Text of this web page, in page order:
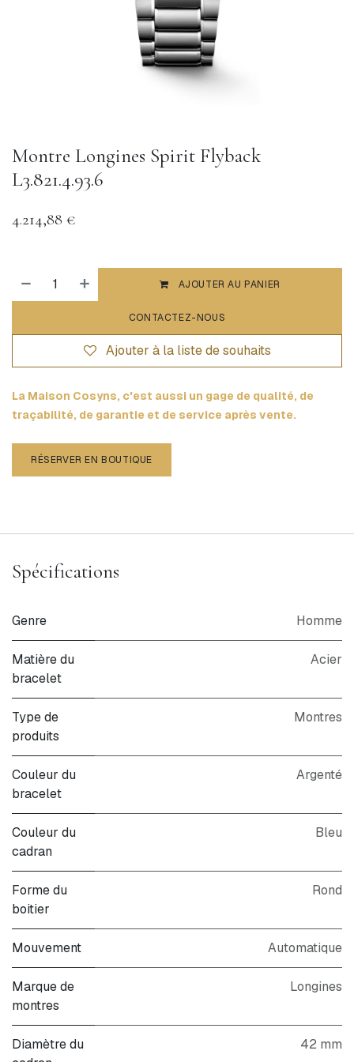
Montre Longines Spirit Flyback
L3.821.4.93.6
4.214,88 €
AJOUTER AU PANIER
CONTACTEZ-NOUS
Ajouter à la liste de souhaits
La Maison Cosyns, c'est aussi un gage de qualité, de
traçabilité, de garantie et de service après vente.
RÉSERVER EN BOUTIQUE
Spécifications
Genre Homme
Matière du
bracelet
Acier
Type de
produits
Montres
Couleur du
bracelet
Argenté
Couleur du
cadran
Bleu
Forme du
boitier
Rond
Mouvement Automatique
Marque de
montres
Longines
Diamètre du
42 mm